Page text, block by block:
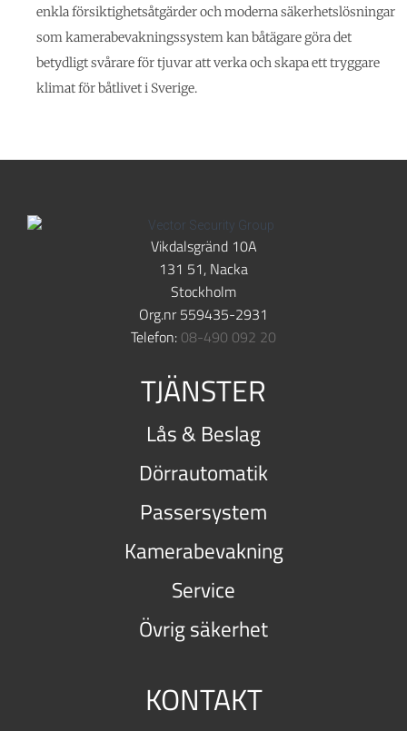
enkla försiktighetsåtgärder och moderna säkerhetslösningar
som kamerabevakningssystem kan båtägare göra det
betydligt svårare för tjuvar att verka och skapa ett tryggare
klimat för båtlivet i Sverige.
Vikdalsgränd 10A
131 51, Nacka
Stockholm
Org.nr 559435-2931
Telefon: 08-490 092 20
TJÄNSTER
Lås & Beslag
Dörrautomatik
Passersystem
Kamerabevakning
Service
Övrig säkerhet
KONTAKT